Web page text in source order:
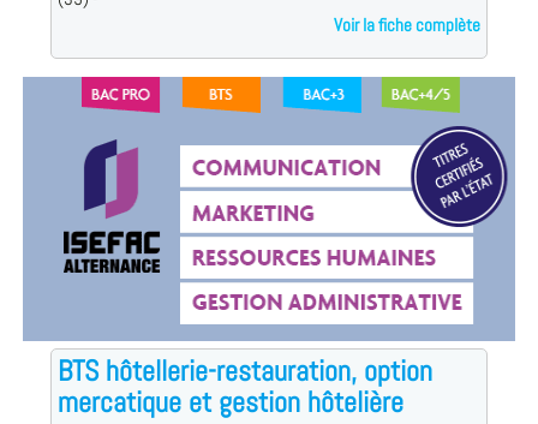
Voir la fiche complète
BTS hôtellerie-restauration, option
mercatique et gestion hôtelière